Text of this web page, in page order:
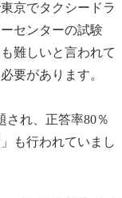
京でタクシードラ
センターの試験
難しいと言われて
要があります。
され、正答率80％
も行われていまし